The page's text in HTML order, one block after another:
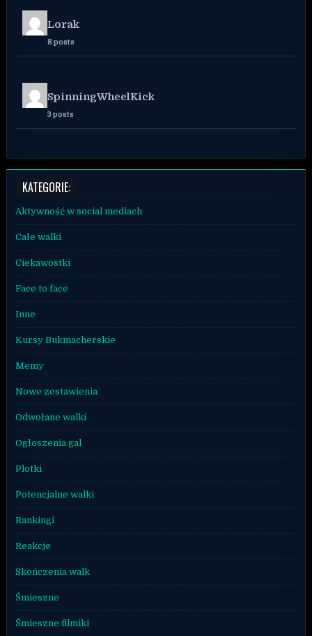
Lorak
8 posts
SpinningWheelKick
3 posts
KATEGORIE:
Aktywność w social mediach
Całe walki
Ciekawostki
Face to face
Inne
Kursy Bukmacherskie
Memy
Nowe zestawienia
Odwołane walki
Ogłoszenia gal
Plotki
Potencjalne walki
Rankingi
Reakcje
Skończenia walk
Śmieszne
Śmieszne filmiki